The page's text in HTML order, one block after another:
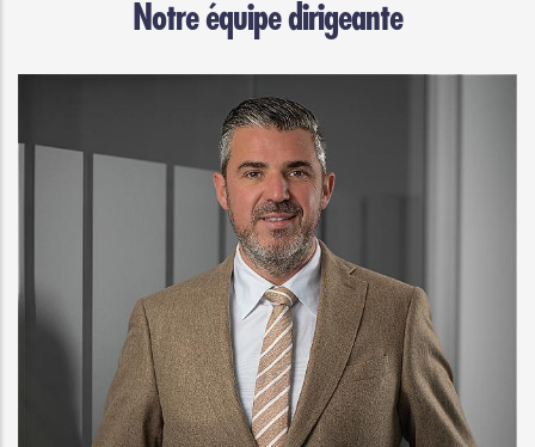
Notre équipe dirigeante